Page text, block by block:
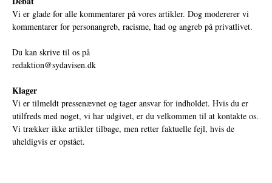
Vi er glade for alle kommentarer på vores artikler. Dog modererer vi
kommentarer for personangreb, racisme, had og angreb på privatlivet.
Du kan skrive til os på
redaktion@sydavisen.dk
Klager
Vi er tilmeldt pressenævnet og tager ansvar for indholdet. Hvis du er
utilfreds med noget, vi har udgivet, er du velkommen til at kontakte os.
Vi trækker ikke artikler tilbage, men retter faktuelle fejl, hvis de
uheldigvis er opstået.